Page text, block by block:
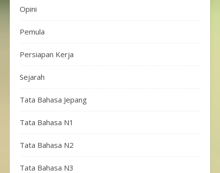
Opini
Pemula
Persiapan Kerja
Sejarah
Tata Bahasa Jepang
Tata Bahasa N1
Tata Bahasa N2
Tata Bahasa N3